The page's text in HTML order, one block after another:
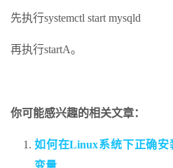
先执行systemctl start mysqld
再执行startA。
你可能感兴趣的相关文章：
如何在Linux系统下正确安